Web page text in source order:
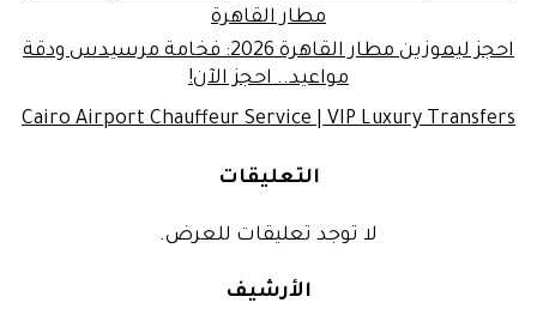
مطار القاهرة
احجز ليموزين مطار القاهرة 2026: فخامة مرسيدس ودقة
مواعيد.. احجز الآن!
Cairo Airport Chauffeur Service | VIP Luxury Transfers
التعليقات
لا توجد تعليقات للعرض.
الأرشيف